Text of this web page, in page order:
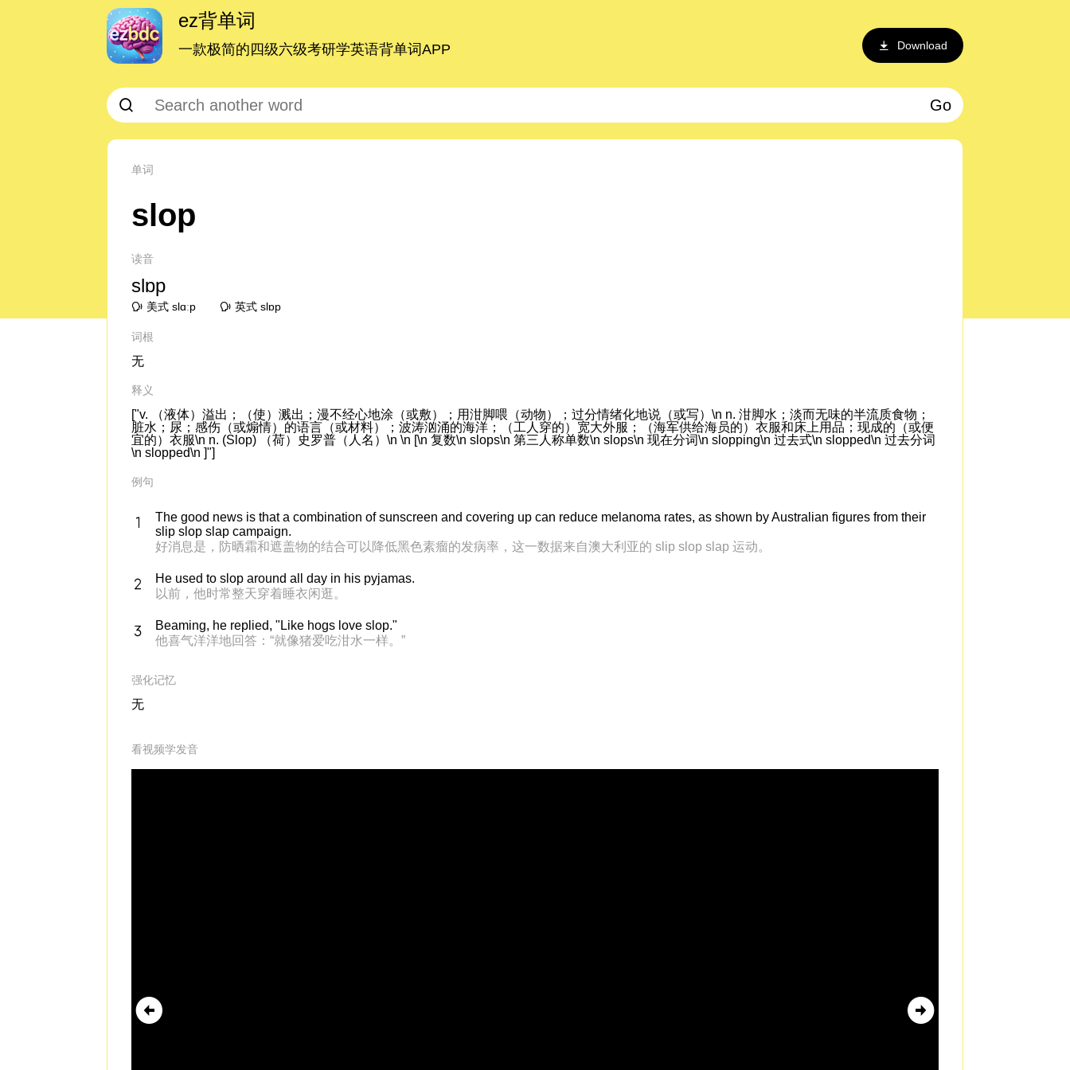
ez背单词
一款极简的四级六级考研学英语背单词APP Download
Go
单词
slop
读音
slɒp
美式 slɑːp 英式 slɒp
词根
无
释义
["v. （液体）溢出；（使）溅出；漫不经心地涂（或敷）；用泔脚喂（动物）；过分情绪化地说（或写）\n n. 泔脚水；淡而无味的半流质食物；
脏水；尿；感伤（或煽情）的语言（或材料）；波涛汹涌的海洋；（工人穿的）宽大外服；（海军供给海员的）衣服和床上用品；现成的（或便
宜的）衣服\n n. (Slop) （荷）史罗普（人名）\n \n [\n 复数\n slops\n 第三人称单数\n slops\n 现在分词\n slopping\n 过去式\n slopped\n 过去分词
\n slopped\n ]"]
例句
The good news is that a combination of sunscreen and covering up can reduce melanoma rates, as shown by Australian figures from their
slip slop slap campaign.
好消息是，防晒霜和遮盖物的结合可以降低黑色素瘤的发病率，这一数据来自澳大利亚的 slip slop slap 运动。
He used to slop around all day in his pyjamas.
以前，他时常整天穿着睡衣闲逛。
Beaming, he replied, "Like hogs love slop."
他喜气洋洋地回答：“就像猪爱吃泔水一样。”
强化记忆
无
看视频学发音